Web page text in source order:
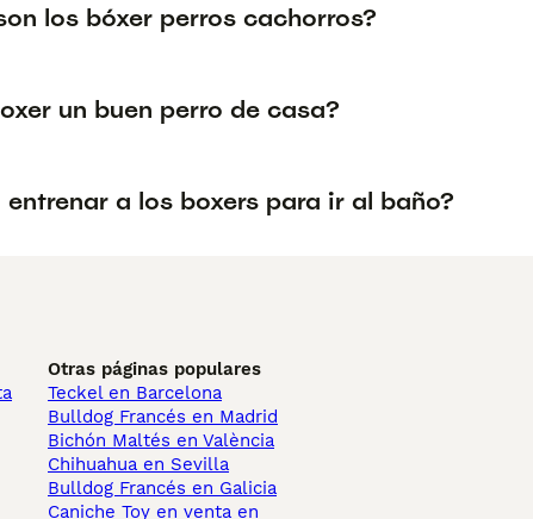
los bóxer perros cachorros?
un buen perro de casa?
entrenar a los boxers para ir al baño?
Otras páginas populares
Teckel en Barcelona
Bulldog Francés en Madrid
Bichón Maltés en València
Chihuahua en Sevilla
Bulldog Francés en Galicia
Caniche Toy en venta en